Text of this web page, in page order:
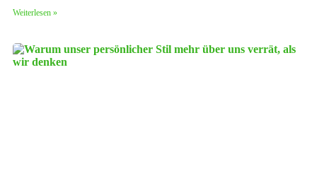
Weiterlesen »